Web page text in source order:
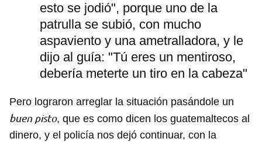
esto se jodió", porque uno de la
patrulla se subió, con mucho
aspaviento y una ametralladora, y le
dijo al guía: "Tú eres un mentiroso,
debería meterte un tiro en la cabeza"
Pero lograron arreglar la situación pasándole un
buen pisto, que es como dicen los guatemaltecos al
dinero, y el policía nos dejó continuar, con la